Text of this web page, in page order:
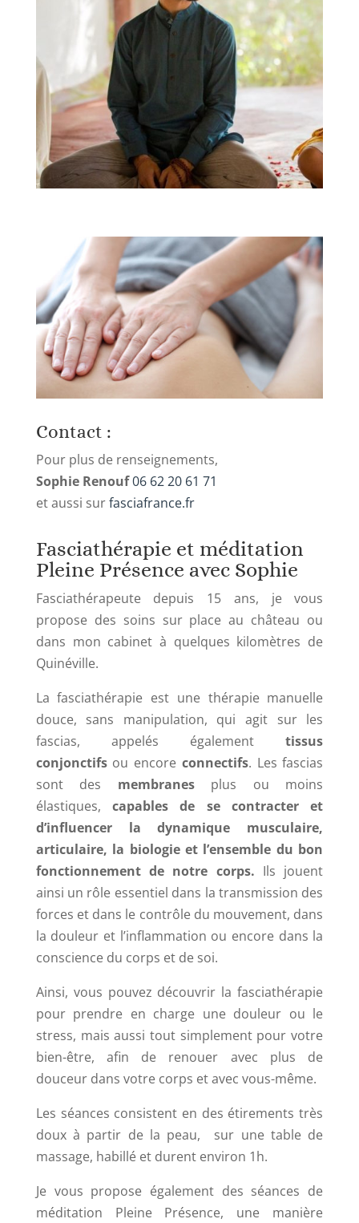
Contact :
Pour plus de renseignements,
Sophie Renouf06 62 20 61 71
et aussi surfasciafrance.fr
Fasciathérapie et méditation
Pleine Présence avec Sophie
Fasciathérapeute depuis 15 ans, je vous
propose des soins sur place au château ou
dans mon cabinet à quelques kilomètres de
Quinéville.
La fasciathérapie est une thérapie manuelle
douce, sans manipulation, qui agit sur les
fascias, appelés égalementtissus
conjonctifsou encore connectifs. Les fascias
sont des membranesplus ou moins
élastiques,capables de se contracter et
d’influencer la dynamique musculaire,
articulaire, la biologie et l’ensemble du bon
fonctionnement de notre corps. Ils jouent
ainsi un rôle essentiel dans la transmission des
forces et dans le contrôle du mouvement, dans
la douleur et l’inflammation ou encore dans la
conscience du corps et de soi.
Ainsi, vous pouvez découvrir la fasciathérapie
pour prendre en charge une douleur ou le
stress, mais aussi tout simplement pour votre
bien-être, afin de renouer avec plus de
douceur dans votre corps et avec vous-même.
Les séances consistent en des étirements très
doux à partir de la peau,
sur une table de
massage, habillé et durent environ 1h.
Je vous propose également des séances de
méditation Pleine Présence, une manière